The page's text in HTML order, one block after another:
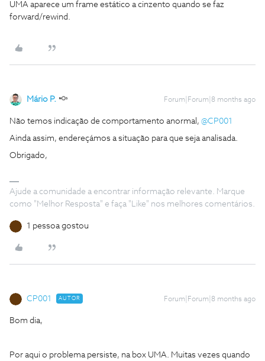
UMA aparece um frame estático a cinzento quando se faz
forward/rewind.
Mário P. Forum|Forum|8 months ago
Não temos indicação de comportamento anormal, ​ @CP001
Ainda assim, endereçámos a situação para que seja analisada.
Obrigado,
Ajude a comunidade a encontrar informação relevante. Marque
como "Melhor Resposta" e faça "Like" nos melhores comentários.
1 pessoa gostou
CP001 AUTOR Forum|Forum|8 months ago
Bom dia,
Por aqui o problema persiste, na box UMA. Muitas vezes quando